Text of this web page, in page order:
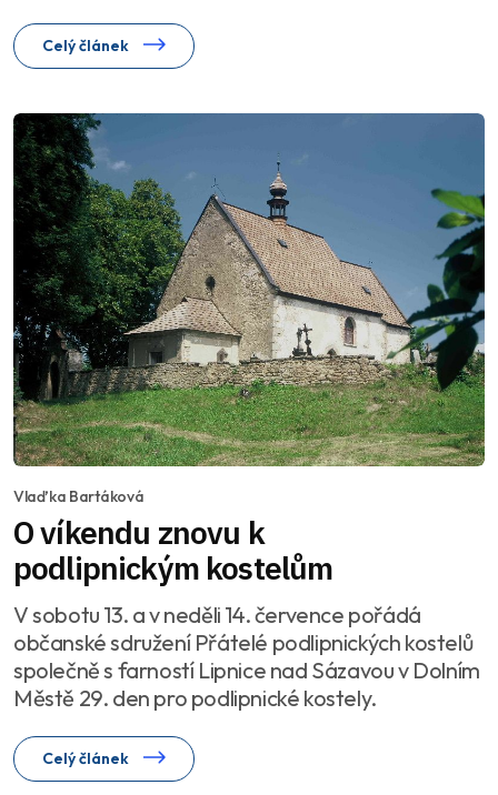
Celý článek
Vlaďka Bartáková
O víkendu znovu k
podlipnickým kostelům
V sobotu 13. a v neděli 14. července pořádá
občanské sdružení Přátelé podlipnických kostelů
společně s farností Lipnice nad Sázavou v Dolním
Městě 29. den pro podlipnické kostely.
Celý článek